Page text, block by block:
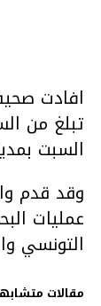
افادت
تبلغ من
السبت
وقد قدم
عمليات
التونسي
مقالات